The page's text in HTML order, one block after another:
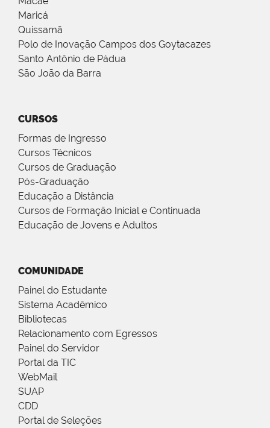
Maricá
Quissamã
Polo de Inovação Campos dos Goytacazes
Santo Antônio de Pádua
São João da Barra
CURSOS
Formas de Ingresso
Cursos Técnicos
Cursos de Graduação
Pós-Graduação
Educação a Distância
Cursos de Formação Inicial e Continuada
Educação de Jovens e Adultos
COMUNIDADE
Painel do Estudante
Sistema Acadêmico
Bibliotecas
Relacionamento com Egressos
Painel do Servidor
Portal da TIC
WebMail
SUAP
CDD
Portal de Seleções